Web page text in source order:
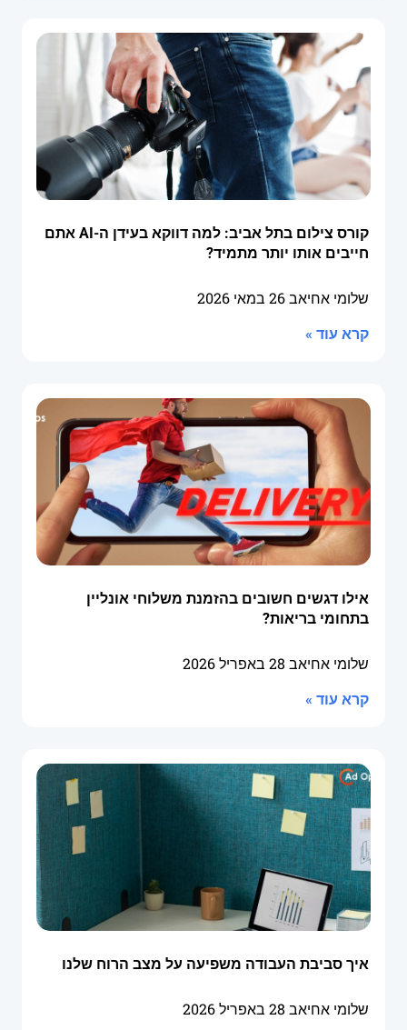
קורס צילום בתל אביב: למה דווקא בעידן ה-AI אתם
חייבים אותו יותר מתמיד?
שלומי אחיאב26 במאי 2026
קרא עוד »
אילו דגשים חשובים בהזמנת משלוחי אונליין
בתחומי בריאות?
שלומי אחיאב 28 באפריל 2026
קרא עוד »
איך סביבת העבודה משפיעה על מצב הרוח שלנו
שלומי אחיאב 28 באפריל 2026